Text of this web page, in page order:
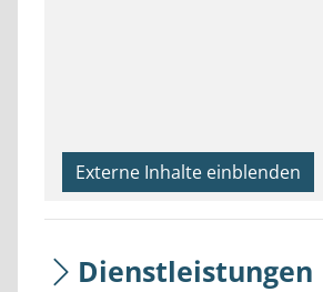
Externe Inhalte einblenden
Dienstleistungen